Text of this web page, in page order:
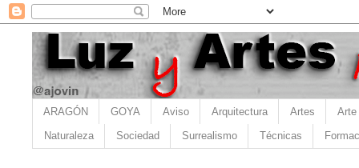
ARAGÓN GOYA Aviso Arquitectura Artes Arte
Naturaleza Sociedad Surrealismo Técnicas